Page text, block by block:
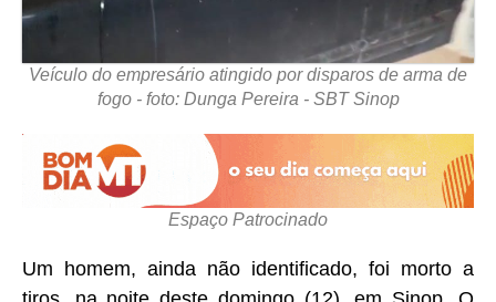
Veículo do empresário atingido por disparos de arma de
fogo - foto: Dunga Pereira - SBT Sinop
Espaço Patrocinado
Um homem, ainda não identificado, foi morto a